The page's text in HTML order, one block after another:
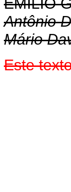
Antônio
Mário
Este